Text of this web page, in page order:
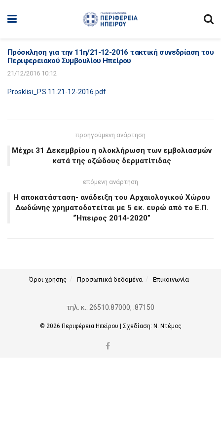
Πρόσκληση για την 11η/21-12-2016 τακτική συνεδρίαση του
Περιφερειακού Συμβουλίου Ηπείρου
21/12/2016 10:12
Prosklisi_P.S.11.21-12-2016.pdf
προηγούμενη ανάρτηση
Μέχρι 31 Δεκεμβρίου η ολοκλήρωση των εμβολιασμών
κατά της οζώδους δερματίτιδας
επόμενη ανάρτηση
Η αποκατάσταση- ανάδειξη του Αρχαιολογικού Χώρου
Δωδώνης χρηματοδοτείται με 5 εκ. ευρώ από το Ε.Π.
“Ήπειρος 2014-2020”
Όροι χρήσης Προσωπικά δεδομένα Επικοινωνία
τηλ. κ.: 26510.87000, .87150
© 2026 Περιφέρεια Ηπείρου | Σχεδίαση: Ν. Ντέμος